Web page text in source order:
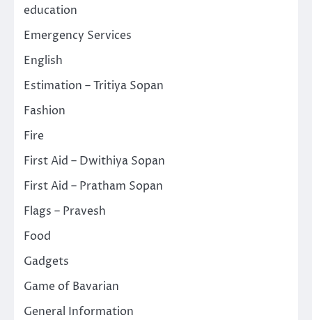
education
Emergency Services
English
Estimation – Tritiya Sopan
Fashion
Fire
First Aid – Dwithiya Sopan
First Aid – Pratham Sopan
Flags – Pravesh
Food
Gadgets
Game of Bavarian
General Information